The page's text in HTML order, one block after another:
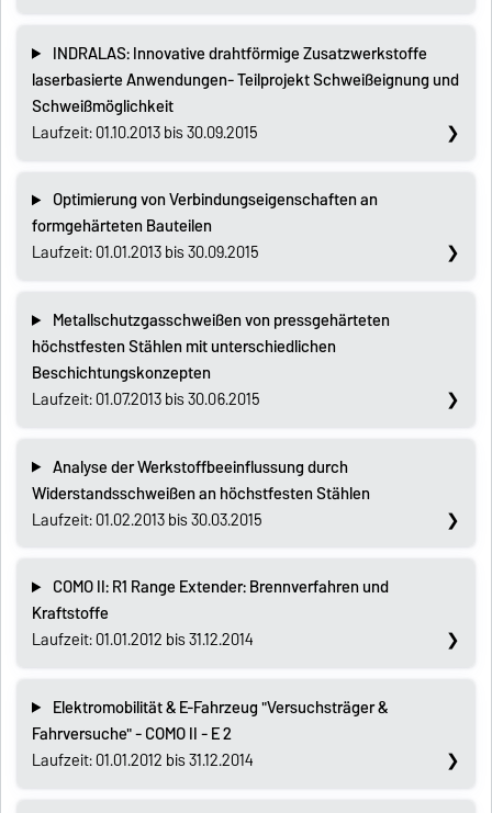
INDRALAS: Innovative drahtförmige Zusatzwerkstoffe
laserbasierte Anwendungen- Teilprojekt Schweißeignung und
Schweißmöglichkeit
Laufzeit: 01.10.2013 bis 30.09.2015
Optimierung von Verbindungseigenschaften an
formgehärteten Bauteilen
Laufzeit: 01.01.2013 bis 30.09.2015
Metallschutzgasschweißen von pressgehärteten
höchstfesten Stählen mit unterschiedlichen
Beschichtungskonzepten
Laufzeit: 01.07.2013 bis 30.06.2015
Analyse der Werkstoffbeeinflussung durch
Widerstandsschweißen an höchstfesten Stählen
Laufzeit: 01.02.2013 bis 30.03.2015
COMO II: R1 Range Extender: Brennverfahren und
Kraftstoffe
Laufzeit: 01.01.2012 bis 31.12.2014
Elektromobilität & E-Fahrzeug "Versuchsträger &
Fahrversuche" - COMO II - E 2
Laufzeit: 01.01.2012 bis 31.12.2014